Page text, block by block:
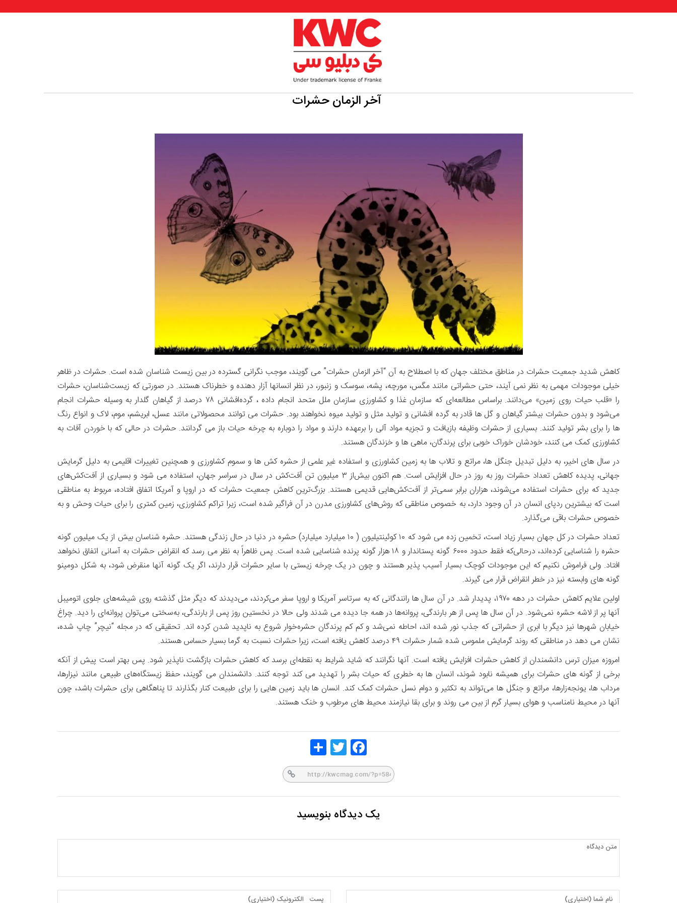
‌ آخر الزمان حشرات
کاهش شدید جمعیت حشرات در مناطق مختلف جهان که با اصطلاح به آن “آخر الزمان حشرات” می گویند، موجب نگرانی گسترده در بین زیست شناسان شده است. حشرات در ظاهر
خیلی موجودات مهمی به نظر نمی آیند، حتی حشراتی مانند مگس، مورچه، پشه، سوسک و زنبور، در نظر انسانها آزار دهنده و خطرناک هستند. در صورتی که زیست‌شناسان، حشرات
را «قلب حیات روی زمین» می‌دانند. براساس مطالعه‌ای که سازمان غذا و کشاورزی سازمان ملل متحد انجام داده ، گرده‌افشانی ۷۸ درصد از گیاهان گلدار به ‌وسیله‌ حشرات انجام
می‌شود و بدون حشرات بیشتر گیاهان و گل ها قادر به گرده افشانی و تولید مثل و تولید میوه نخواهند بود. حشرات می توانند محصولاتی مانند عسل، ابریشم، موم، لاک و انواع رنگ
ها را برای بشر تولید کنند. بسیاری از حشرات وظیفه بازیافت و تجزیه مواد آلی را برعهده دارند و مواد را دوباره به چرخه حیات باز می گردانند. حشرات در حالی که با خوردن آفات به
کشاورزی کمک می کنند، خودشان خوراک خوبی برای پرندگان، ماهی ها و خزندگان هستند.
در سال های اخیر، به دلیل تبدیل جنگل ها، مراتع و تالاب ها به زمین کشاورزی و استفاده غیر علمی از حشره کش ها و سموم کشاورزی و همچنین تغییرات اقلیمی به دلیل گرمایش
جهانی، پدیده کاهش تعداد حشرات روز به روز در حال افزایش است. هم اکنون بیش‌از ۳‌ میلیون تن آفت‌کش در سال در سراسر جهان، استفاده می شود و بسیاری از آفت‌کش‌های
جدید که برای حشرات استفاده می‌شوند، هزاران برابر سمی‌تر از آفت‌کش‌هایی قدیمی هستند. بزرگ‌ترین کاهش جمعیت حشرات که در اروپا و آمریکا اتفاق افتاده، مربوط ‌به مناطقی
است که بیشترین ردپای انسان در آن وجود دارد، به خصوص مناطقی که روش‌های کشاورزی مدرن در آن‌ فراگیر شده است، زیرا تراکم کشاورزی، زمین کمتری را برای حیات وحش و به
خصوص حشرات باقی می‌گذارد.
تعداد حشرات در کل جهان بسیار زیاد است، تخمین زده می شود که ۱۰ کوئینتیلیون ( ۱۰ میلیارد میلیارد) حشره در دنیا در حال زندگی هستند. حشره شناسان بیش از یک میلیون گونه
حشره را شناسایی کرده‌اند، درحالی‌که فقط حدود ۶۰۰۰ گونه پستاندار و ۱۸ هزار گونه پرنده شناسایی شده است. پس ظاهراً به نظر می رسد که انقراض حشرات به آسانی اتفاق نخواهد
افتاد. ولی فراموش نکنیم که این موجودات کوچک بسیار آسیب پذیر هستند و چون در یک چرخه زیستی با سایر حشرات قرار دارند، اگر یک گونه آنها منقرض شود، به شکل دومینو
گونه های وابسته نیز در خطر انقراض قرار می گیرند.
اولین علایم کاهش حشرات در دهه‌ ۱۹۷۰، پدیدار شد. در آن سال ها رانندگانی که به سرتاسر آمریکا و اروپا سفر می‌کردند، می‌دیدند که دیگر مثل گذشته روی شیشه‌های جلوی اتومیبل
آنها پر از لاشه حشره‌ نمی‌شود. در آن سال ها پس از هر بارندگی، پروانه‌ها در همه جا ‌دیده می شدند ولی حالا در نخستین روز پس از بارندگی، به‌سختی می‌توان پروانه‌ای را دید. چراغ
خیابان شهرها نیز دیگر با ابری از حشراتی که جذب نور شده اند، احاطه نمی‌شد و کم کم پرندگان حشره‌خوار شروع به ناپدید شدن کرده اند. تحقیقی که در مجله “نیچر” چاپ شده،
نشان می دهد در مناطقی که روند گرمایش ملموس شده شمار حشرات ۴۹ درصد کاهش یافته است، زیرا حشرات نسبت به گرما بسیار حساس هستند.
امروزه میزان ترس دانشمندان از کاهش حشرات افزایش یافته است. آنها نگرانند که شاید شرایط به نقطه‌ای برسد که کاهش حشرات بازگشت ‌ناپذیر شود. پس بهتر است پیش از آنکه
برخی از گونه های حشرات برای همیشه نابود شوند، انسان ها به خطری که حیات بشر را تهدید می کند توجه کنند. دانشمندان می گویند، حفظ زیستگاه‌های طبیعی مانند نیزارها،
مرداب ها، یونجه‌زارها، مراتع و جنگل ها می‌تواند به تکثیر و دوام نسل حشرات کمک کند. انسان ها باید زمین هایی را برای طبیعت کنار بگذارند تا پناهگاهی برای حشرات باشد، چون
آنها در محیط نامناسب و هوای بسیار گرم از بین می روند و برای بقا نیازمند محیط های مرطوب و خنک هستند.
Face
book
Twitt
er
یک دیدگاه بنویسید